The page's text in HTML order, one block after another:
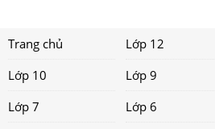
Trang chủ Lớp 12
Lớp 10
Lớp 9
Lớp 7
Lớp 6